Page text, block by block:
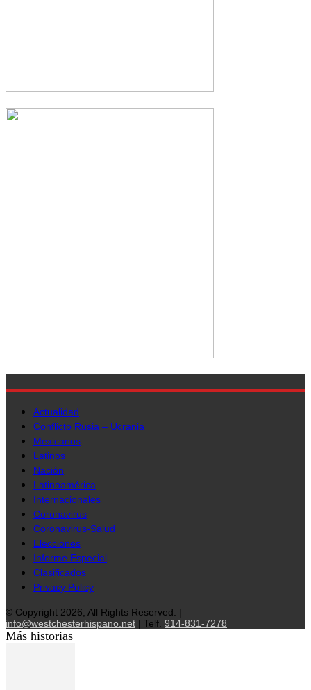
Actualidad
Conflicto Rusia – Ucrania
Mexicanos
Latinos
Nación
Latinoamérica
Internacionales
Coronavirus
Coronavirus-Salud
Elecciones
Informe Especial
Clasificados
Privacy Policy
© Copyright 2026, All Rights Reserved. |
info@westchesterhispano.net | Telf. 914-831-7278
Más historias